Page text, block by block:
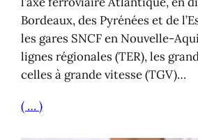
Bordeaux, des Pyrénées et de
les gares SNCF en Nouvelle-
lignes régionales (TER), les
celles à grande vitesse (TGV)…
( … )